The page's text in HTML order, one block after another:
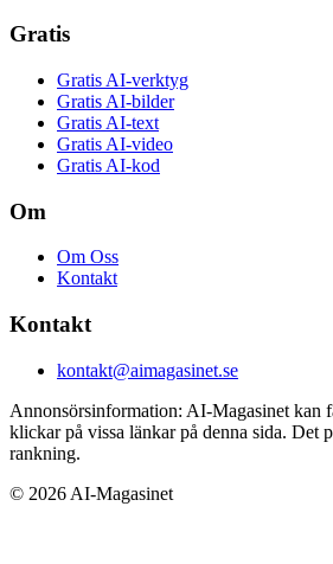
Gratis
Gratis AI-verktyg
Gratis AI-bilder
Gratis AI-text
Gratis AI-video
Gratis AI-kod
Om
Om Oss
Kontakt
Kontakt
kontakt@aimagasinet.se
Annonsörsinformation: AI-Magasinet kan
klickar på vissa länkar på denna sida. Det
rankning.
© 2026 AI-Magasinet